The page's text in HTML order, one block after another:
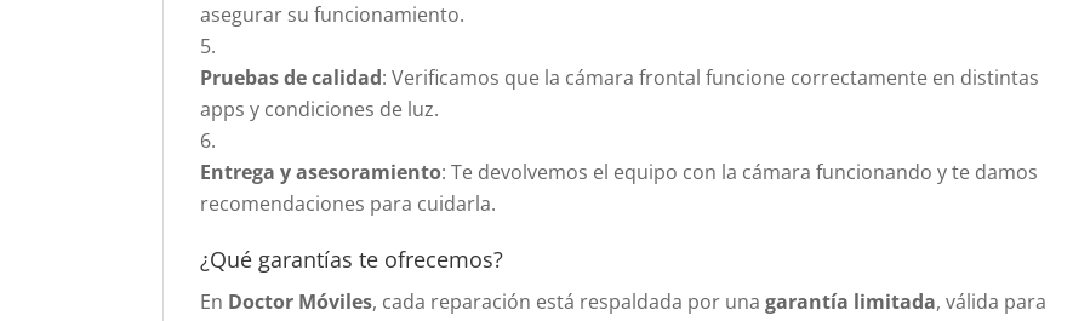
asegurar su funcionamiento.
Pruebas de calidad: Verificamos que la cámara frontal funcione correctamente en distintas
apps y condiciones de luz.
Entrega y asesoramiento: Te devolvemos el equipo con la cámara funcionando y te damos
recomendaciones para cuidarla.
¿Qué garantías te ofrecemos?
En Doctor Móviles, cada reparación está respaldada por unagarantía limitada, válida para